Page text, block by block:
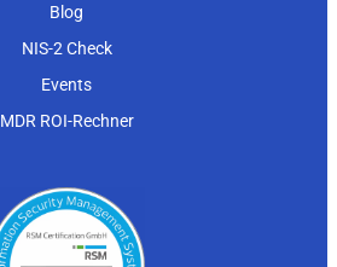
Blog
NIS-2 Check
Events
MDR ROI-Rechner